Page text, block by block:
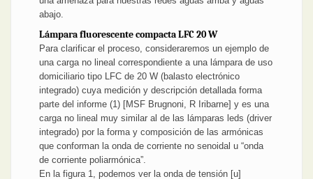
abajo.
Lámpara fluorescente compacta LFC 20 W
Para clarificar el proceso, consideraremos un ejemplo de
una carga no lineal correspondiente a una lámpara de uso
domiciliario tipo LFC de 20 W (balasto electrónico
integrado) cuya medición y descripción detallada forma
parte del informe (1) [MSF Brugnoni, R Iribarne] y es una
carga no lineal muy similar al de las lámparas leds (driver
integrado) por la forma y composición de las armónicas
que conforman la onda de corriente no senoidal u “onda
de corriente poliarmónica”.
En la figura 1, podemos ver la onda de tensión [u]